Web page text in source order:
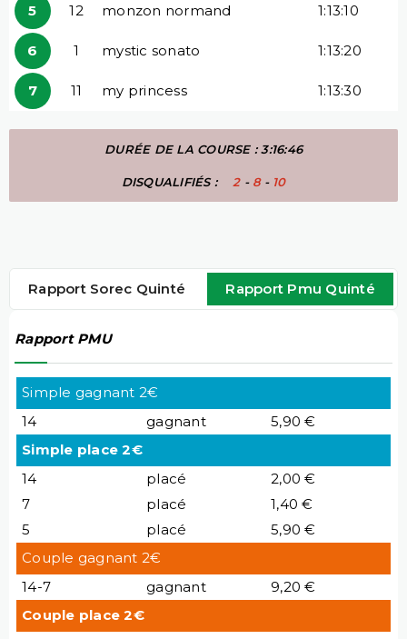
5 12 monzon normand 1:13:10
6 1 mystic sonato 1:13:20
7 11 my princess 1:13:30
DURÉE DE LA COURSE : 3:16:46
DISQUALIFIÉS : 2- 8- 10
Rapport Sorec Quinté Rapport Pmu Quinté
Rapport PMU
Simple gagnant 2€
14
gagnant
5,90 €
Simple place 2€
14
placé
2,00 €
7
placé
1,40 €
5
placé
5,90 €
Couple gagnant 2€
14-7
gagnant
9,20 €
Couple place 2€